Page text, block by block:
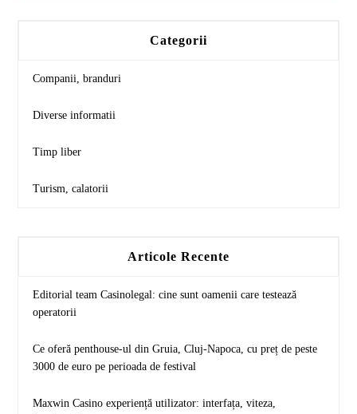
Categorii
Companii, branduri
Diverse informatii
Timp liber
Turism, calatorii
Articole Recente
Editorial team Casinolegal: cine sunt oamenii care testează
operatorii
Ce oferă penthouse-ul din Gruia, Cluj-Napoca, cu preț de peste
3000 de euro pe perioada de festival
Maxwin Casino experiență utilizator: interfața, viteza,